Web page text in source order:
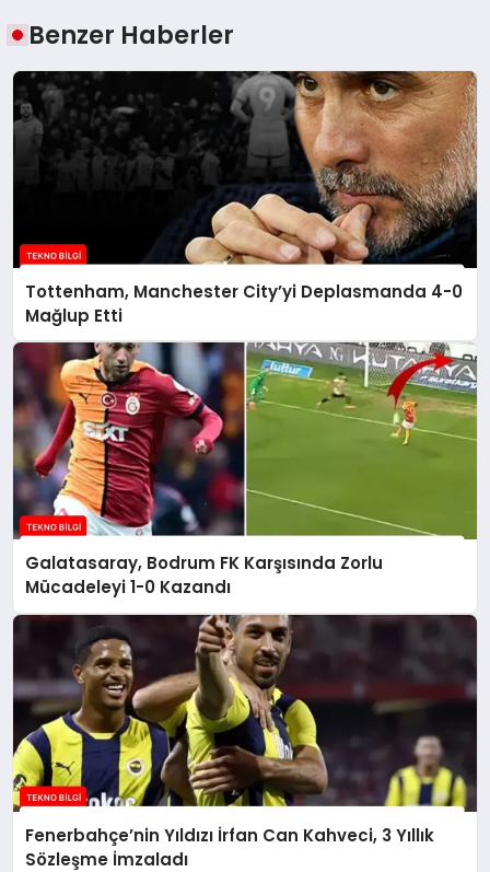
Benzer Haberler
Tottenham, Manchester City’yi Deplasmanda 4-0
Mağlup Etti
Galatasaray, Bodrum FK Karşısında Zorlu
Mücadeleyi 1-0 Kazandı
Fenerbahçe’nin Yıldızı İrfan Can Kahveci, 3 Yıllık
Sözleşme İmzaladı